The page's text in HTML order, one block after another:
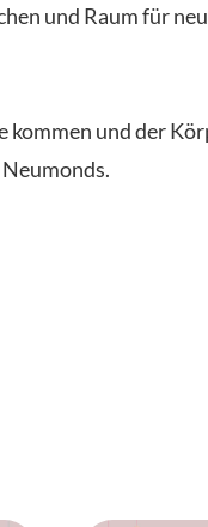
und Raum für
kommen und der